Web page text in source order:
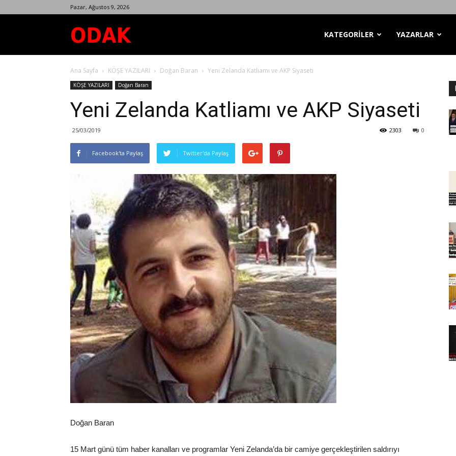
Pazar, Ağustos 9, 2026
Dergisi
KATEGORİLER YAZARLAR
Ana Sayfa KÖŞE YAZILARI Doğan Baran Yeni Zelanda Katliamı ve AKP Siyaseti
KÖŞE YAZILARI Doğan Baran
Yeni Zelanda Katliamı ve AKP Siyaseti
25/03/2019 0
2303
Facebook'ta Paylaş Twitter'da Paylaş
Doğan Baran
15 Mart günü tüm haber kanalları ve programlar Yeni Zelanda’da bir camiye gerçekleştirilen saldırıyı